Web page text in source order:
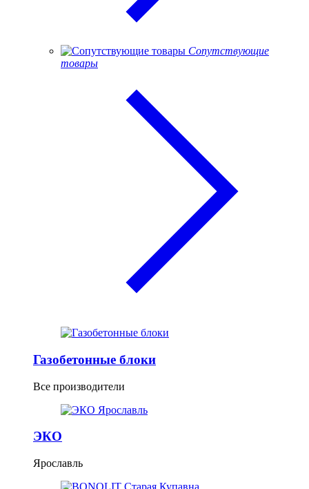
Сопутствующие
товары
Газобетонные блоки
Все производители
ЭКО
Ярославль